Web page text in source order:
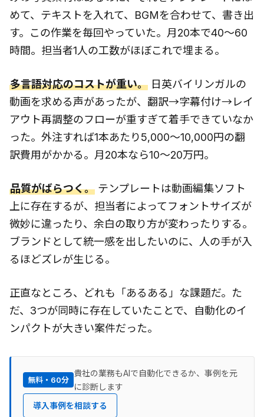
めて、テキストを入れて、BGMを合わせて、書き出
す。この作業を毎回やっていた。月20本で40〜60
時間。担当者1人の工数がほぼこれで埋まる。
多言語対応のコストが重い。 日英バイリンガルの
動画を求める声があったが、翻訳→字幕付け→レイ
アウト再調整のフローが重すぎて着手できていなか
った。外注すれば1本あたり5,000〜10,000円の翻
訳費用がかかる。月20本なら10〜20万円。
品質がばらつく。 テンプレートは動画編集ソフト
上に存在するが、担当者によってフォントサイズが
微妙に違ったり、余白の取り方が変わったりする。
ブランドとして統一感を出したいのに、人の手が入
るほどズレが生じる。
正直なところ、どれも「あるある」な課題だ。た
だ、3つが同時に存在していたことで、自動化のイ
ンパクトが大きい案件だった。
無料・60分
貴社の業務もAIで自動化できるか、事例を元
に診断します
導入事例を相談する